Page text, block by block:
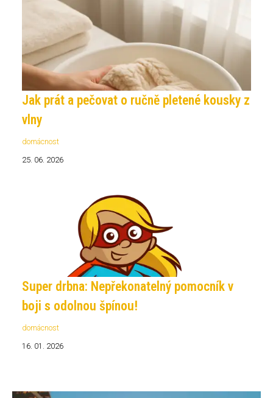
Jak prát a pečovat o ručně pletené kousky z
vlny
domácnost
25. 06. 2026
Super drbna: Nepřekonatelný pomocník v
boji s odolnou špínou!
domácnost
16. 01. 2026